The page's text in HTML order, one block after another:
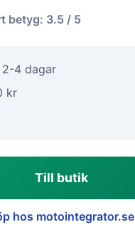
betyg: 3.5 / 5
2-4 dagar
kr
Till butik
hos motointegrator.se